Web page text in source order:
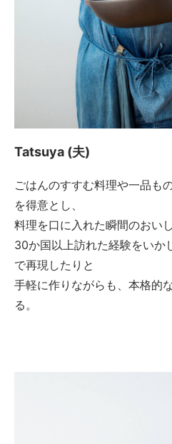
Tatsuya (夫)
ごはんのすすむ料理や一品も
を得意とし、
料理を口に入れた瞬間のおい
30か国以上訪れた経験をいか
で再現したりと
手軽に作りながらも、本格的
る。